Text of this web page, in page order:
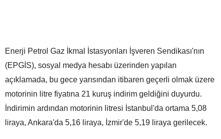
Enerji Petrol Gaz İkmal İstasyonları İşveren Sendikası'nın
(EPGİS), sosyal medya hesabı üzerinden yapılan
açıklamada, bu gece yarısından itibaren geçerli olmak üzere
motorinin litre fiyatına 21 kuruş indirim geldiğini duyurdu.
İndirimin ardından motorinin litresi İstanbul'da ortama 5,08
liraya, Ankara'da 5,16 liraya, İzmir'de 5,19 liraya gerilecek.